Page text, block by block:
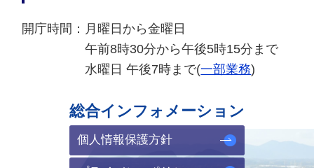
開庁時間： 月曜日から金曜日
午前8時30分から午後5時15分まで
水曜日 午後7時まで(一部業務)
総合インフォメーション
個人情報保護方針